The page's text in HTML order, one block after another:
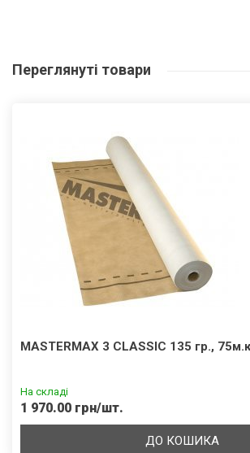
Переглянуті товари
MASTERMAX 3 CLASSIC 135 гр.,
На складі
1 970.00 грн/шт.
ДО КОШИКА